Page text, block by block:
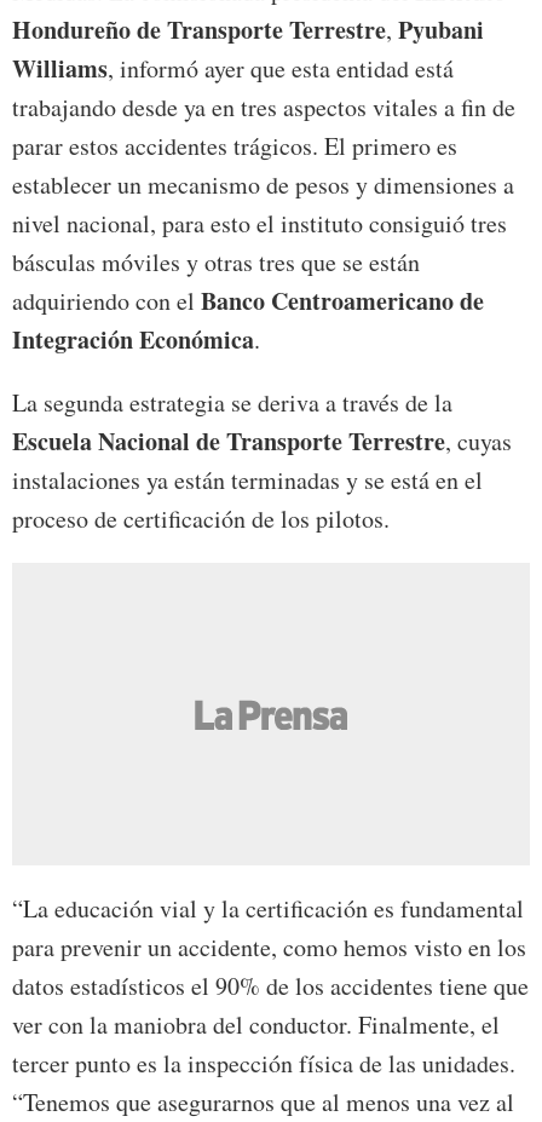
Hondureño de Transporte Terrestre, Pyubani
Williams, informó ayer que esta entidad está
trabajando desde ya en tres aspectos vitales a fin de
parar estos accidentes trágicos. El primero es
establecer un mecanismo de pesos y dimensiones a
nivel nacional, para esto el instituto consiguió tres
básculas móviles y otras tres que se están
adquiriendo con el Banco Centroamericano de
Integración Económica.
La segunda estrategia se deriva a través de la
Escuela Nacional de Transporte Terrestre, cuyas
instalaciones ya están terminadas y se está en el
proceso de certificación de los pilotos.
“La educación vial y la certificación es fundamental
para prevenir un accidente, como hemos visto en los
datos estadísticos el 90% de los accidentes tiene que
ver con la maniobra del conductor. Finalmente, el
tercer punto es la inspección física de las unidades.
“Tenemos que asegurarnos que al menos una vez al